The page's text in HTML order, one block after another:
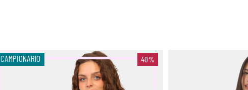
CAMPIONARIO 40%